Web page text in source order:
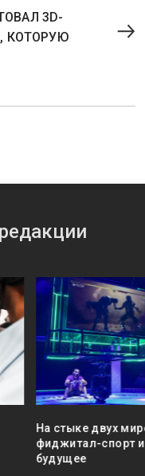
3D-
КОТОРУЮ
На стыке двух
фиджитал-спорт
будущее